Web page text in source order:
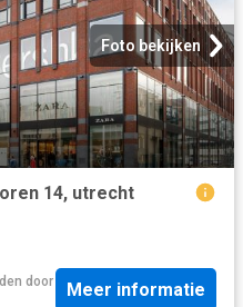
Foto bekijken
14, utrecht
door
Meer informatie